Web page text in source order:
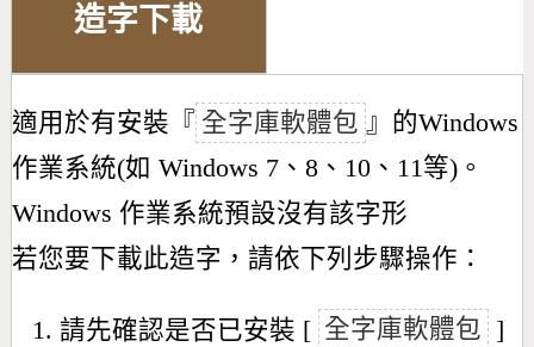
造字下載
適用於有安裝『 全字庫軟體包 』的Windows
作業系統(如 Windows 7、8、10、11等)。
Windows 作業系統預設沒有該字形
若您要下載此造字，請依下列步驟操作：
請先確認是否已安裝 [ 全字庫軟體包 ]